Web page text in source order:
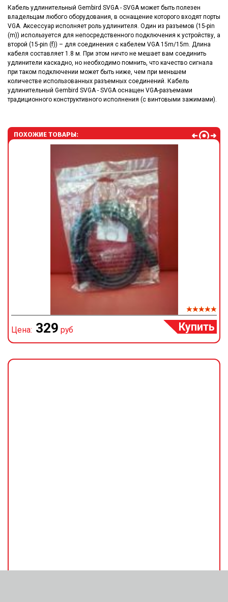
Кабель удлинительный Gembird SVGA - SVGA может быть полезен
владельцам любого оборудования, в оснащение которого входят порты
VGA. Аксессуар исполняет роль удлинителя. Один из разъемов (15-pin
(m)) используется для непосредственного подключения к устройству, а
второй (15-pin (f)) – для соединения с кабелем VGA 15m/15m. Длина
кабеля составляет 1.8 м. При этом ничто не мешает вам соединить
удлинители каскадно, но необходимо помнить, что качество сигнала
при таком подключении может быть ниже, чем при меньшем
количестве использованных разъемных соединений. Кабель
удлинительный Gembird SVGA - SVGA оснащен VGA-разъемами
традиционного конструктивного исполнения (с винтовыми зажимами).
ПОХОЖИЕ ТОВАРЫ:
Цена: 329 руб Купить